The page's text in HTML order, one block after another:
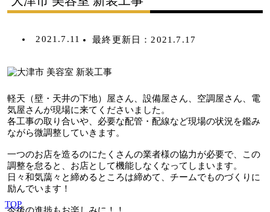
TOP
2021.7.11 最終更新日：2021.7.17
軽天（壁・天井の下地）屋さん、設備屋さん、空調屋さん、電
気屋さんが現場に来てくださいました。
各工事の取り合いや、必要な配管・配線など現場の状況を鑑み
ながら微調整していきます。
一つのお店を造るのにたくさんの業者様の協力が必要で、この
調整を怠ると、お店として機能しなくなってしまいます。
日々和気藹々と締めるところは締めて、チームでものづくりに
励んでいます！